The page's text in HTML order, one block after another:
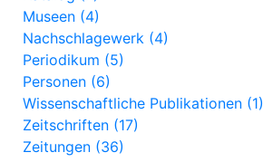
Museen (4)
Nachschlagewerk (4)
Periodikum (5)
Personen (6)
Wissenschaftliche Publikationen (1)
Zeitschriften (17)
Zeitungen (36)